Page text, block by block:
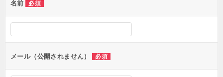
名前 必須
メール（公開されません） 必須